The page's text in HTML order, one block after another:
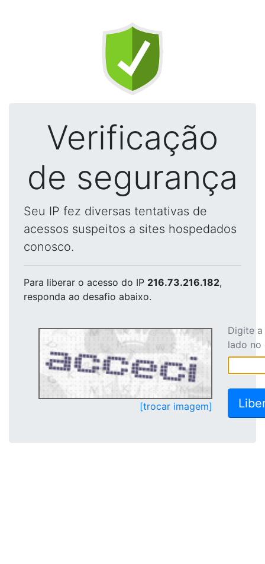
Verificação
de segurança
Seu IP fez diversas tentativas de
acessos suspeitos a sites hospedados
conosco.
Para liberar o acesso do IP 216.73.216.182,
responda ao desafio abaixo.
[trocar imagem]
Digite
lado no